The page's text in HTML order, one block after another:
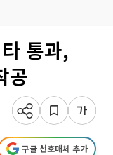
통과,
공
구글 선호매체 추가